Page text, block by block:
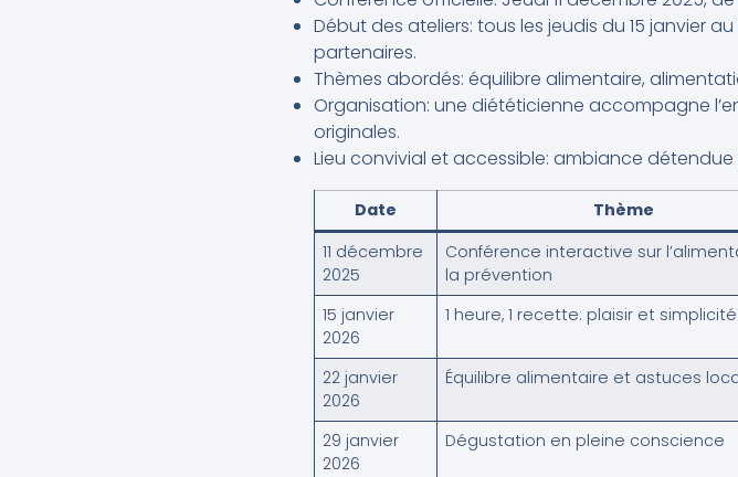
Début des ateliers: tous les jeudis du 15 janvier
partenaires.
Thèmes abordés: équilibre alimentaire,
Organisation: une diététicienne accompagne
originales.
Lieu convivial et accessible: ambiance
Date Thème
11 décembre
2025
Conférence interactive sur
la prévention
15 janvier
2026
1 heure, 1 recette: plaisir et simplicité
22 janvier
2026
Équilibre alimentaire et astuces
29 janvier
2026
Dégustation en pleine conscience